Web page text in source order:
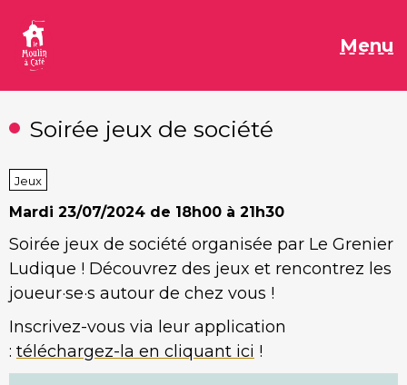
contenu
Menu
Soirée jeux de société
Jeux
Mardi 23/07/2024 de 18h00 à 21h30
Soirée jeux de société organisée par Le Grenier
Ludique ! Découvrez des jeux et rencontrez les
joueur·se·s autour de chez vous !
Inscrivez-vous via leur application
: téléchargez-la en cliquant ici !